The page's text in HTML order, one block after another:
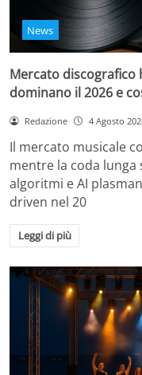
News
Mercato
dominano il 2026 e
Redazione 4 Agosto
Il mercato musicale
mentre la coda lunga
algoritmi e AI
driven nel 20
Leggi di più